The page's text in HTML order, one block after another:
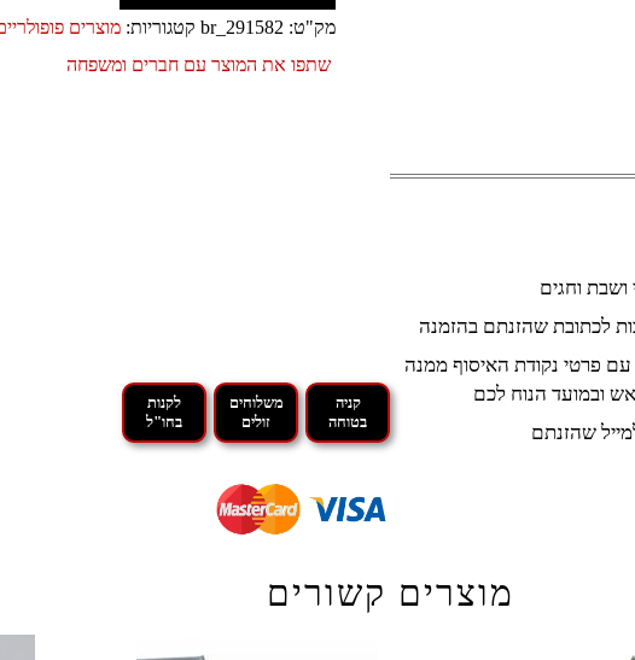
KC1831
מק"ט: br_291582 קטגוריות: מוצרים
שתפו את המוצר עם חברים ומשפחה
לכתובת שהזנתם בהזמנה
פרטי נקודת האיסוף ממנה
ובמועד הנוח לכם
שהזנתם
קניה
בטוחה
משלוחים
זולים
לקנות
בחו"ל
מוצרים קשורים